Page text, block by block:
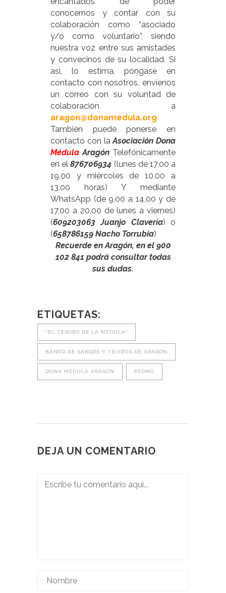
conocernos y contar con su
colaboración como “asociado
y/o como voluntario”, siendo
nuestra voz entre sus amistades
y convecinos de su localidad. Si
así, lo estima, póngase en
contacto con nosotros, envíenos
un correo con su voluntad de
colaboración a
aragon@donamedula.org
También puede ponerse en
contacto con laAsociación Dona
Médula Aragón Telefónicamente
en el876706934 (lunes de 17,00 a
19,00 y miércoles de 10,00 a
13,00 horas) Y mediante
WhatsApp (de 9,00 a 14,00 y de
17,00 a 20,00 de lunes a viernes)
(609203063 Juanjo Clavería) o
(658786159 Nacho Torrubia)
Recuerde en Aragón, en el 900
102 841 podrá consultar todas
sus dudas.
ETIQUETAS:
"EL TESORO DE LA MÉDULA"
BANCO DE SANGRE Y TEJIDOS DE ARAGÓN
DONA MÉDULA ARAGÓN REDMO
DEJA UN COMENTARIO